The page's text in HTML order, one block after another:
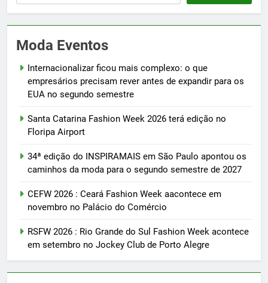
Moda Eventos
Internacionalizar ficou mais complexo: o que
empresários precisam rever antes de expandir para os
EUA no segundo semestre
Santa Catarina Fashion Week 2026 terá edição no
Floripa Airport
34ª edição do INSPIRAMAIS em São Paulo apontou os
caminhos da moda para o segundo semestre de 2027
CEFW 2026 : Ceará Fashion Week aacontece em
novembro no Palácio do Comércio
RSFW 2026 : Rio Grande do Sul Fashion Week acontece
em setembro no Jockey Club de Porto Alegre